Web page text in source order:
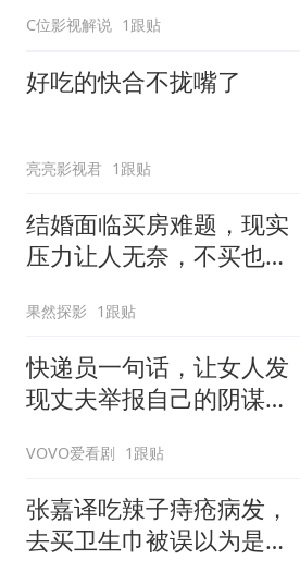
C位影视解说 1跟贴
好吃的快合不拢嘴了
亮亮影视君 1跟贴
结婚面临买房难题，现实
压力让人无奈，不买也有
果然探影 1跟贴
快递员一句话，让女人发
现丈夫举报自己的阴谋诡
VOVO爱看剧 1跟贴
张嘉译吃辣子痔疮病发，
去买卫生巾被误以为是变